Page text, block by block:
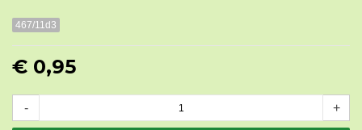
467/11d3
€ 0,95
- +